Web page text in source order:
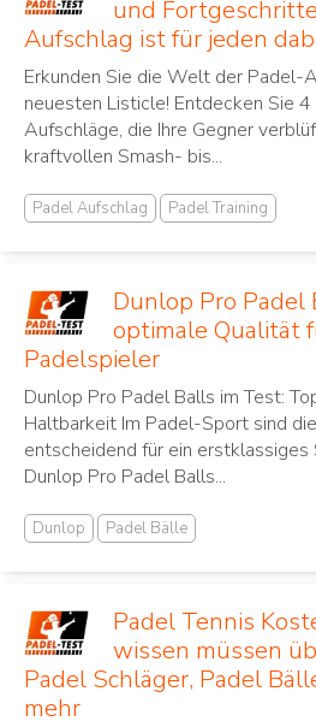
und
Aufschlag ist für jeden
Erkunden Sie die Welt der Padel-
neuesten Listicle! Entdecken Sie
Aufschläge, die Ihre Gegner
kraftvollen Smash- bis...
Padel Aufschlag Padel Training
Dunlop Pro Padel
optimale Qualität
Padelspieler
Dunlop Pro Padel Balls im Test:
Haltbarkeit Im Padel-Sport sind
entscheidend für ein erstklassiges
Dunlop Pro Padel Balls...
Dunlop Padel Bälle
Padel Tennis
wissen müssen
Padel Schläger, Padel
mehr